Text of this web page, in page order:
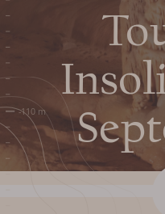
HORAIRES
TARIFS ET
LIGNE
PLAN ET